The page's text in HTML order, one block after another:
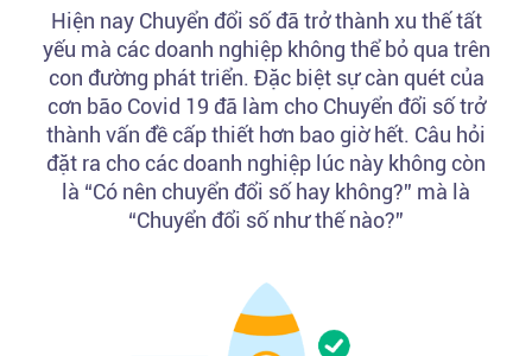
Hiện nay Chuyển đổi số đã trở thành xu thế tất
yếu mà các doanh nghiệp không thể bỏ qua trên
con đường phát triển. Đặc biệt sự càn quét của
cơn bão Covid 19 đã làm cho Chuyển đổi số trở
thành vấn đề cấp thiết hơn bao giờ hết. Câu hỏi
đặt ra cho các doanh nghiệp lúc này không còn
là “Có nên chuyển đổi số hay không?” mà là
“Chuyển đổi số như thế nào?”